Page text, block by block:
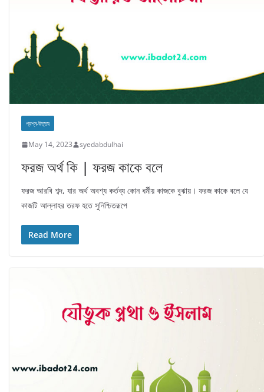
প্রশ্ন-উত্তর
May 14, 2023 syedabdulhai
ফরজ অর্থ কি | ফরজ কাকে বলে
ফরজ আরবি শব্দ, যার অর্থ অবশ্য কর্তব্য কোন ধর্মীয় কাজকে বুঝায়। ফরজ কাকে বলে যে
কাজটি আল্লাহর তরফ হতে সুনিশ্চিতরূপে
Read More